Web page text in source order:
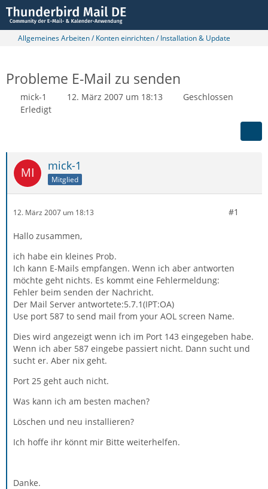
Allgemeines Arbeiten / Konten einrichten / Installation & Update
Probleme E-Mail zu senden
mick-1 12. März 2007 um 18:13
Geschlossen
Erledigt
mick-1
Mitglied
12. März 2007 um 18:13 #1
Hallo zusammen,
ich habe ein kleines Prob.
Ich kann E-Mails empfangen. Wenn ich aber antworten
möchte geht nichts. Es kommt eine Fehlermeldung:
Fehler beim senden der Nachricht.
Der Mail Server antwortete:5.7.1(IPT:OA)
Use port 587 to send mail from your AOL screen Name.
Dies wird angezeigt wenn ich im Port 143 eingegeben habe.
Wenn ich aber 587 eingebe passiert nicht. Dann sucht und
sucht er. Aber nix geht.
Port 25 geht auch nicht.
Was kann ich am besten machen?
Löschen und neu installieren?
Ich hoffe ihr könnt mir Bitte weiterhelfen.
Danke.